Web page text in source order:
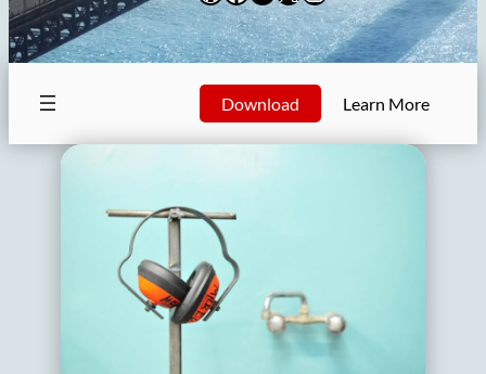
Download Learn More